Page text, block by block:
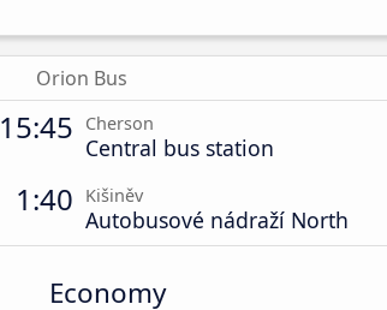
Orion Bus
15:45 Cherson
Central bus station
1:40 Kišiněv
Autobusové nádraží North
Economy